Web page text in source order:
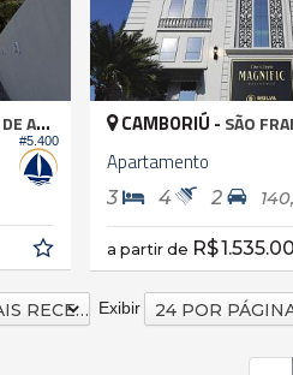
#5.400
CAMBORIÚ - SÃO
Apartamento
3 4 2 140,
a partir de R$
Exibir 24 POR
DATA MAIS RECENTE